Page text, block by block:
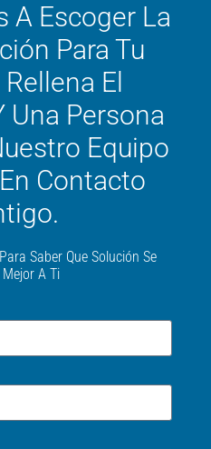
A Escoger La
Para Tu
El
Una Persona
Equipo
Contacto
Saber Que Solución Se
A Ti